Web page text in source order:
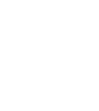
KK Jahorina
i otišao u